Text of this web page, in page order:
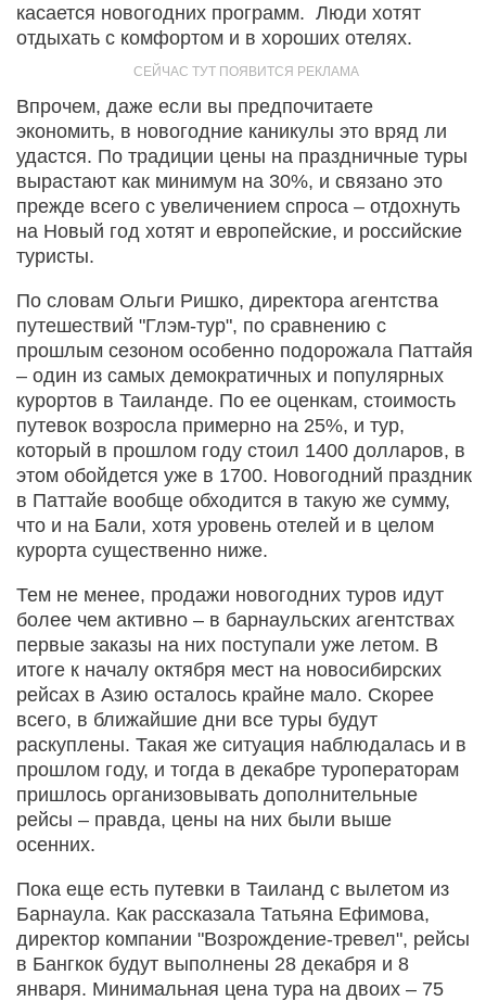
касается новогодних программ. Люди хотят
отдыхать с комфортом и в хороших отелях.
Впрочем, даже если вы предпочитаете
экономить, в новогодние каникулы это вряд ли
удастся. По традиции цены на праздничные туры
вырастают как минимум на 30%, и связано это
прежде всего с увеличением спроса – отдохнуть
на Новый год хотят и европейские, и российские
туристы.
По словам Ольги Ришко, директора агентства
путешествий "Глэм-тур", по сравнению с
прошлым сезоном особенно подорожала Паттайя
– один из самых демократичных и популярных
курортов в Таиланде. По ее оценкам, стоимость
путевок возросла примерно на 25%, и тур,
который в прошлом году стоил 1400 долларов, в
этом обойдется уже в 1700. Новогодний праздник
в Паттайе вообще обходится в такую же сумму,
что и на Бали, хотя уровень отелей и в целом
курорта существенно ниже.
Тем не менее, продажи новогодних туров идут
более чем активно – в барнаульских агентствах
первые заказы на них поступали уже летом. В
итоге к началу октября мест на новосибирских
рейсах в Азию осталось крайне мало. Скорее
всего, в ближайшие дни все туры будут
раскуплены. Такая же ситуация наблюдалась и в
прошлом году, и тогда в декабре туроператорам
пришлось организовывать дополнительные
рейсы – правда, цены на них были выше
осенних.
Пока еще есть путевки в Таиланд с вылетом из
Барнаула. Как рассказала Татьяна Ефимова,
директор компании "Возрождение-тревел", рейсы
в Бангкок будут выполнены 28 декабря и 8
января. Минимальная цена тура на двоих – 75